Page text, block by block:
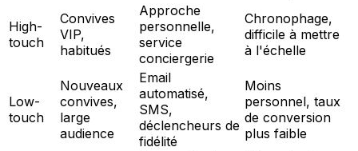
High-
touch
Convives
VIP,
habitués
Approche
personnelle,
service
conciergerie
Chronophage,
difficile à mettre
à l'échelle
Low-
touch
Nouveaux
convives,
large
audience
Email
automatisé,
SMS,
déclencheurs de
fidélité
Moins
personnel, taux
de conversion
plus faible